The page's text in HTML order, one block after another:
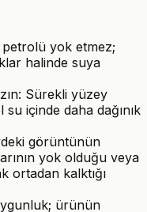
yok etmez;
halinde suya
Sürekli yüzey
içinde daha dağınık
görüntünün
yok olduğu veya
ortadan kalktığı
ürünün